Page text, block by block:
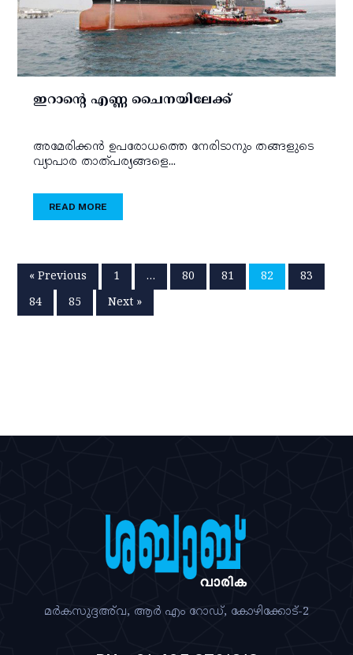
ഇറാന്റെ എണ്ണ ചൈനയിലേക്ക്
അമേരിക്കന്‍ ഉപരോധത്തെ നേരിടാനും തങ്ങളുടെ
വ്യാപാര താത്പര്യങ്ങളെ...
READ MORE
« Previous 1 … 80 81 82
83
84
85 Next »
മര്‍കസുദ്ദഅ്‌വ, ആര്‍ എം റോഡ്‌, കോഴിക്കോട്‌-2